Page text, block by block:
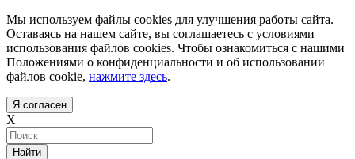
Мы используем файлы cookies для улучшения работы сайта.
Оставаясь на нашем сайте, вы соглашаетесь с условиями
использования файлов cookies. Чтобы ознакомиться с нашими
Положениями о конфиденциальности и об использовании
файлов cookie, нажмите здесь.
Я согласен
X
Найти